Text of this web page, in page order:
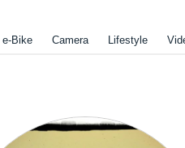
e-Bike Camera Lifestyle